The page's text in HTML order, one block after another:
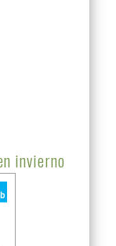
invierno